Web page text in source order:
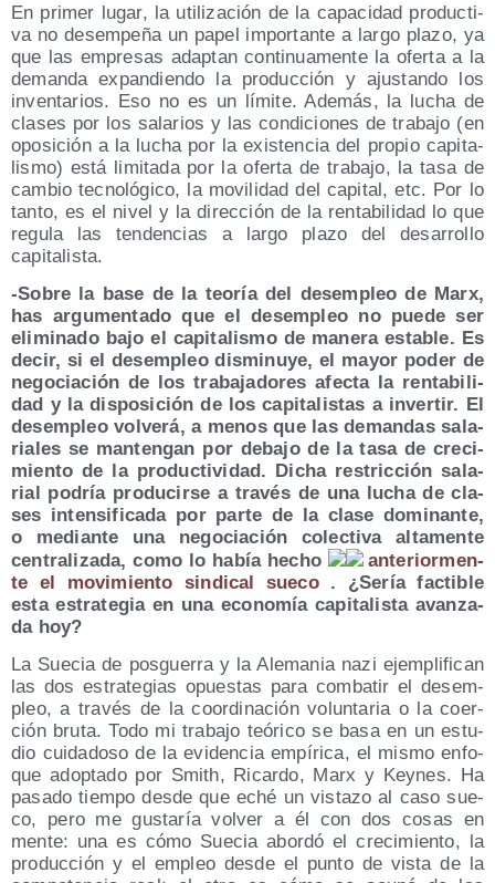
En pri­mer lugar, la uti­li­za­ción de la capa­ci­dad pro­duc­ti­
va no desem­pe­ña un papel impor­tan­te a lar­go pla­zo, ya
que las empre­sas adap­tan con­ti­nua­men­te la ofer­ta a la
deman­da expan­dien­do la pro­duc­ción y ajus­tan­do los
inven­ta­rios. Eso no es un lími­te. Ade­más, la lucha de
cla­ses por los sala­rios y las con­di­cio­nes de tra­ba­jo (en
opo­si­ción a la lucha por la exis­ten­cia del pro­pio capi­ta­
lis­mo) está limi­ta­da por la ofer­ta de tra­ba­jo, la tasa de
cam­bio tec­no­ló­gi­co, la movi­li­dad del capi­tal, etc. Por lo
tan­to, es el nivel y la direc­ción de la ren­ta­bi­li­dad lo que
regu­la las ten­den­cias a lar­go pla­zo del desa­rro­llo
capitalista.
-Sobre la base de la teo­ría del des­em­pleo de Marx,
has argu­men­ta­do que el des­em­pleo no pue­de ser
eli­mi­na­do bajo el capi­ta­lis­mo de mane­ra esta­ble. Es
decir, si el des­em­pleo dis­mi­nu­ye, el mayor poder de
nego­cia­ción de los tra­ba­ja­do­res afec­ta la ren­ta­bi­li­
dad y la dis­po­si­ción de los capi­ta­lis­tas a inver­tir. El
des­em­pleo vol­ve­rá, a menos que las deman­das sala­
ria­les se man­ten­gan por deba­jo de la tasa de cre­ci­
mien­to de la pro­duc­ti­vi­dad. Dicha res­tric­ción sala­
rial podría pro­du­cir­se a tra­vés de una lucha de cla­
ses inten­si­fi­ca­da por par­te de la cla­se domi­nan­te,
o median­te una nego­cia­ción colec­ti­va alta­men­te
cen­tra­li­za­da, como lo había hecho
ante­rior­men­
te el movi­mien­to sin­di­cal sue­co. ¿Sería fac­ti­ble
esta estra­te­gia en una eco­no­mía capi­ta­lis­ta avan­za­
da hoy?
La Sue­cia de pos­gue­rra y la Ale­ma­nia nazi ejem­pli­fi­can
las dos estra­te­gias opues­tas para com­ba­tir el des­em­
pleo, a tra­vés de la coor­di­na­ción volun­ta­ria o la coer­
ción bru­ta. Todo mi tra­ba­jo teó­ri­co se basa en un estu­
dio cui­da­do­so de la evi­den­cia empí­ri­ca, el mis­mo enfo­
que adop­ta­do por Smith, Ricar­do, Marx y Key­nes. Ha
pasa­do tiem­po des­de que eché un vis­ta­zo al caso sue­
co, pero me gus­ta­ría vol­ver a él con dos cosas en
men­te: una es cómo Sue­cia abor­dó el cre­ci­mien­to, la
pro­duc­ción y el empleo des­de el pun­to de vis­ta de la